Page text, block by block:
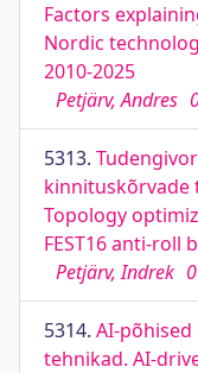
Factors
Nordic
2010-2025
Petjärv, Andres
5313.
kinnituskõrvade
Topology
FEST16 anti-roll
Petjärv, Indrek
5314. AI-
tehnikad. AI-